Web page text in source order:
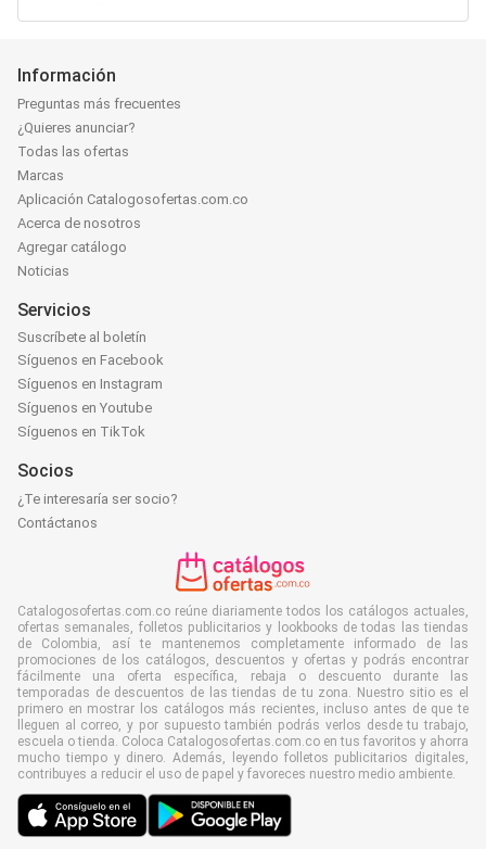
Información
Preguntas más frecuentes
¿Quieres anunciar?
Todas las ofertas
Marcas
Aplicación Catalogosofertas.com.co
Acerca de nosotros
Agregar catálogo
Noticias
Servicios
Suscríbete al boletín
Síguenos en Facebook
Síguenos en Instagram
Síguenos en Youtube
Síguenos en TikTok
Socios
¿Te interesaría ser socio?
Contáctanos
Catalogosofertas.com.co reúne diariamente todos los catálogos actuales,
ofertas semanales, folletos publicitarios y lookbooks de todas las tiendas
de Colombia, así te mantenemos completamente informado de las
promociones de los catálogos, descuentos y ofertas y podrás encontrar
fácilmente una oferta específica, rebaja o descuento durante las
temporadas de descuentos de las tiendas de tu zona. Nuestro sitio es el
primero en mostrar los catálogos más recientes, incluso antes de que te
lleguen al correo, y por supuesto también podrás verlos desde tu trabajo,
escuela o tienda. Coloca Catalogosofertas.com.co en tus favoritos y ahorra
mucho tiempo y dinero. Además, leyendo folletos publicitarios digitales,
contribuyes a reducir el uso de papel y favoreces nuestro medio ambiente.